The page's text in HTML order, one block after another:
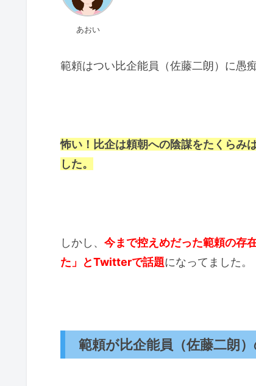
あおい
範頼はつい比企能員（佐藤二朗）に愚
怖い！比企は頼朝への陰謀をたくらみ
した。
しかし、 今まで控えめだった範頼の存
た」とTwitterで話題になってました。
範頼が比企能員（佐藤二朗